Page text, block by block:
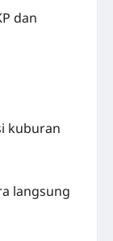
dan
kuburan
langsung